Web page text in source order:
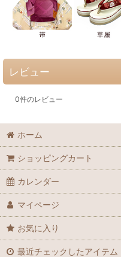
レビュー
0件のレビュー
ホーム
ショッピングカート
カレンダー
マイページ
お気に入り
最近チェックしたアイテム